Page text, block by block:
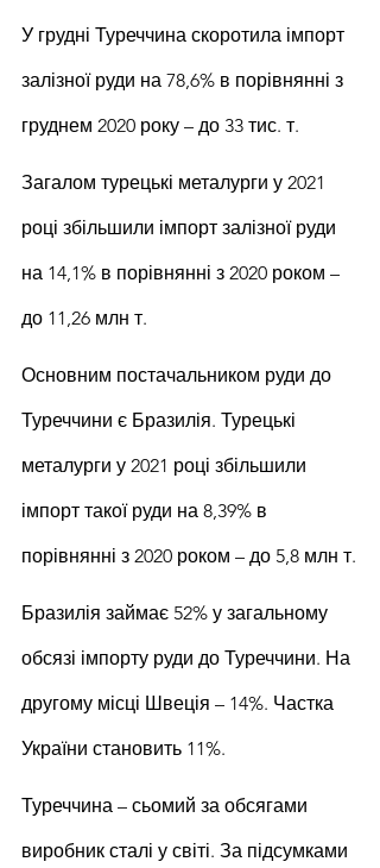
У грудні Туреччина скоротила імпорт
залізної руди на 78,6% в порівнянні з
груднем 2020 року – до 33 тис. т.
Загалом турецькі металурги у 2021
році збільшили імпорт залізної руди
на 14,1% в порівнянні з 2020 роком –
до 11,26 млн т.
Основним постачальником руди до
Туреччини є Бразилія. Турецькі
металурги у 2021 році збільшили
імпорт такої руди на 8,39% в
порівнянні з 2020 роком – до 5,8 млн т.
Бразилія займає 52% у загальному
обсязі імпорту руди до Туреччини. На
другому місці Швеція – 14%. Частка
України становить 11%.
Туреччина – сьомий за обсягами
виробник сталі у світі. За підсумками